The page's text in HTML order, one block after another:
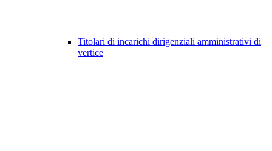
Titolari di incarichi dirigenziali amministrativi di
vertice